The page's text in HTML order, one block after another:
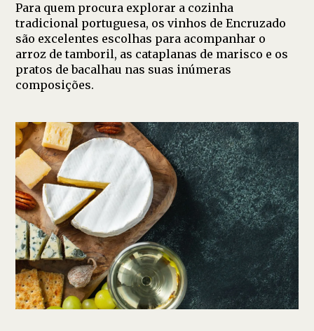
Para quem procura explorar a cozinha
tradicional portuguesa, os vinhos de Encruzado
são excelentes escolhas para acompanhar o
arroz de tamboril, as cataplanas de marisco e os
pratos de bacalhau nas suas inúmeras
composições.